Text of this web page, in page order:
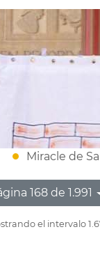
Miracle de
168 de 1.991
el intervalo